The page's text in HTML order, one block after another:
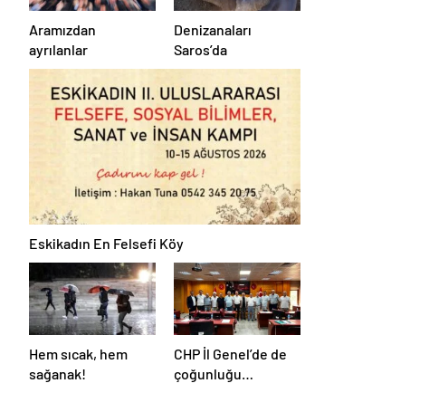
Aramızdan
ayrılanlar
Denizanaları
Saros’da
Eskikadın En Felsefi Köy
Hem sıcak, hem
sağanak!
CHP İl Genel’de de
çoğunluğu